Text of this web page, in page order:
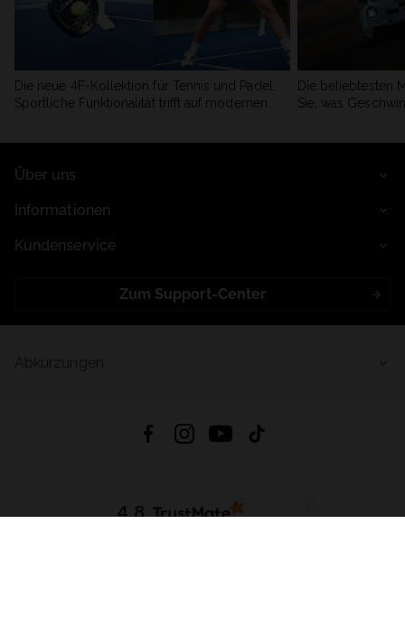
Die neue 4F-Kollektion für Tennis und Padel.
Sportliche Funktionalität trifft auf modernen
Die beliebtesten
Sie, was
Über uns
Informationen
Kundenservice
Zum Support-Center
4.8